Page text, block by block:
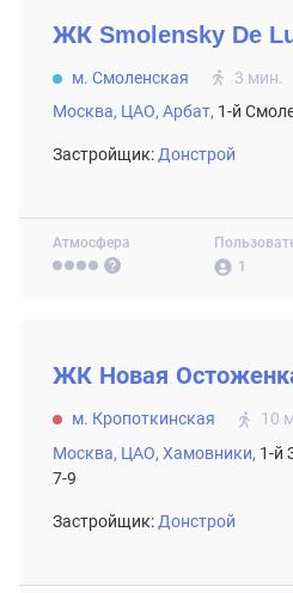
ВТОРИЧНЫЙ РЫНОК
Атмосфера
1
ЖК Smolensky De
м. Смоленская
3 мин.
Москва, ЦАО, Арбат, 1-й
Застройщик: Донстрой
ЖК Новая
м. Кропоткинская
10
Москва, ЦАО, Хамовники, 1-й
7-9
Застройщик: Донстрой